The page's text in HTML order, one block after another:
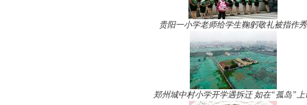
贵阳一小学老师给学生鞠躬敬礼被指作秀
郑州城中村小学开学遇拆迁 如在“孤岛”上